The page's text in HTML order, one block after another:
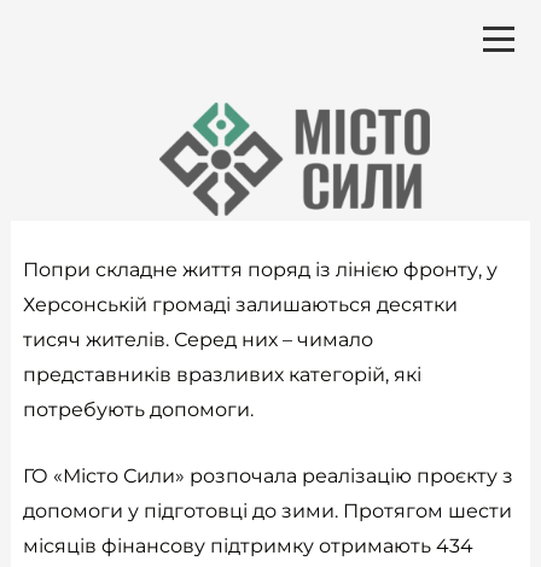
Попри складне життя поряд із лінією фронту, у
Херсонській громаді залишаються десятки
тисяч жителів. Серед них – чимало
представників вразливих категорій, які
потребують допомоги.
ГО «Місто Сили» розпочала реалізацію проєкту з
допомоги у підготовці до зими. Протягом шести
місяців фінансову підтримку отримають 434